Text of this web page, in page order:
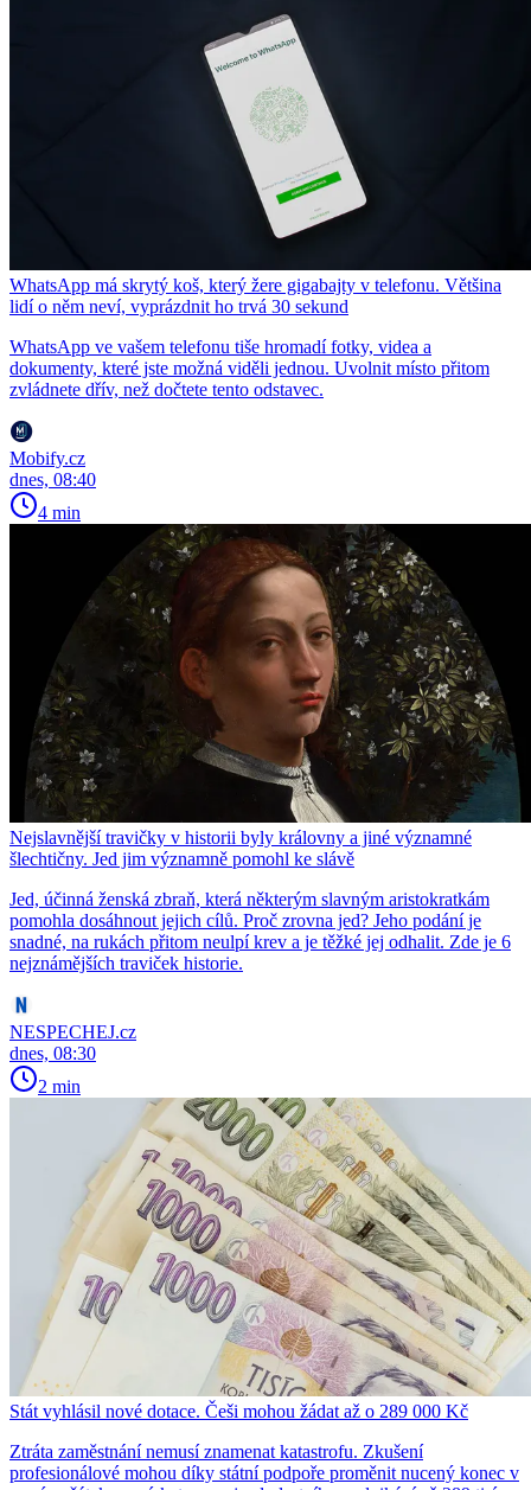
WhatsApp má skrytý koš, který žere gigabajty v telefonu. Většina
lidí o něm neví, vyprázdnit ho trvá 30 sekund
WhatsApp ve vašem telefonu tiše hromadí fotky, videa a
dokumenty, které jste možná viděli jednou. Uvolnit místo přitom
zvládnete dřív, než dočtete tento odstavec.
Mobify.cz
dnes, 08:40
4 min
Nejslavnější travičky v historii byly královny a jiné významné
šlechtičny. Jed jim významně pomohl ke slávě
Jed, účinná ženská zbraň, která některým slavným aristokratkám
pomohla dosáhnout jejich cílů. Proč zrovna jed? Jeho podání je
snadné, na rukách přitom neulpí krev a je těžké jej odhalit. Zde je 6
nejznámějších traviček historie.
NESPECHEJ.cz
dnes, 08:30
2 min
Stát vyhlásil nové dotace. Češi mohou žádat až o 289 000 Kč
Ztráta zaměstnání nemusí znamenat katastrofu. Zkušení
profesionálové mohou díky státní podpoře proměnit nucený konec v